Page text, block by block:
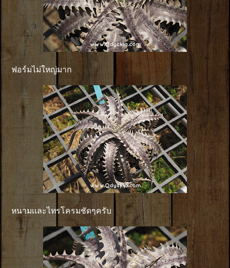
ฟอร์มไม่ใหญ่มาก
หนามเเละไทรโครมชัดๆครับ